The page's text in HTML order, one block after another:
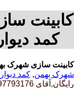
کمد دیوار
کابینت سازی شهرک
شهرک بهمن, کمد